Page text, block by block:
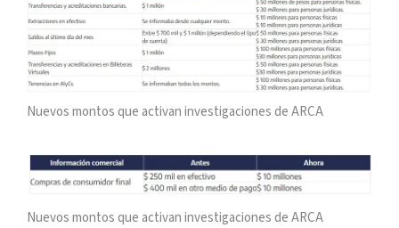
Nuevos montos que activan investigaciones de ARCA
Nuevos montos que activan investigaciones de ARCA